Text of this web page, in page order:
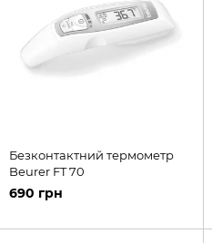
Безконтактний термометр
Beurer FT 70
690 грн